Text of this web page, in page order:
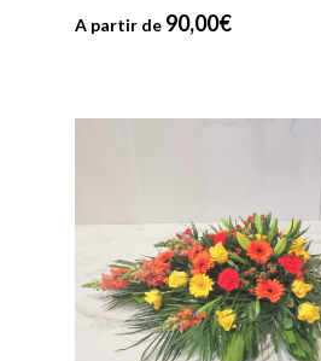
A partir de 90,00€